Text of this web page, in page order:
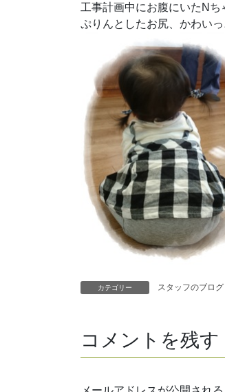
工事計画中にお腹にいたNち
ぷりんとしたお尻、かわいっ
カテゴリー スタッフのブログ
コメントを残す